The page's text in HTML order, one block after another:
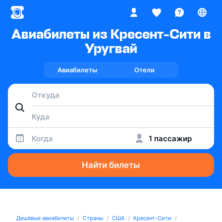
Авиабилеты из Кресент-Сити в
Уругвай
Авиабилеты Отели
Когда 1 пассажир
Найти билеты
Дешёвые авиабилеты Страны США
Кресент-Сити